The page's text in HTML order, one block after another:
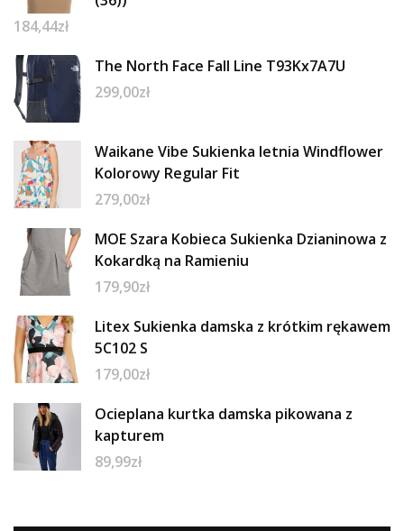
184,44zł
The North Face Fall Line T93Kx7A7U
299,00zł
Waikane Vibe Sukienka letnia Windflower
Kolorowy Regular Fit
279,00zł
MOE Szara Kobieca Sukienka Dzianinowa z
Kokardką na Ramieniu
179,90zł
Litex Sukienka damska z krótkim rękawem
5C102 S
179,00zł
Ocieplana kurtka damska pikowana z
kapturem
89,99zł